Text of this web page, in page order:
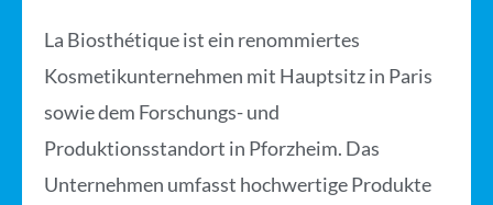
La Biosthétique ist ein renommiertes
Kosmetikunternehmen mit Hauptsitz in Paris
sowie dem Forschungs- und
Produktionsstandort in Pforzheim. Das
Unternehmen umfasst hochwertige Produkte